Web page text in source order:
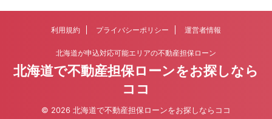
利用規約 プライバシーポリシー 運営者情報
北海道が申込対応可能エリアの不動産担保ローン
北海道で不動産担保ローンをお探しなら
ココ
© 2026 北海道で不動産担保ローンをお探しならココ